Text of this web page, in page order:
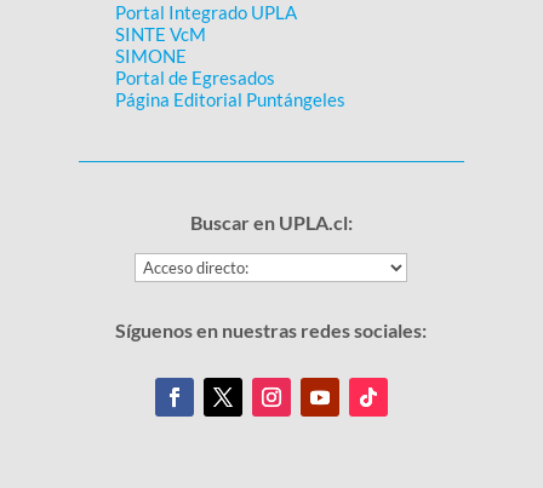
Portal Integrado UPLA
SINTE VcM
SIMONE
Portal de Egresados
Página Editorial Puntángeles
Buscar en UPLA.cl:
Síguenos en nuestras redes sociales: